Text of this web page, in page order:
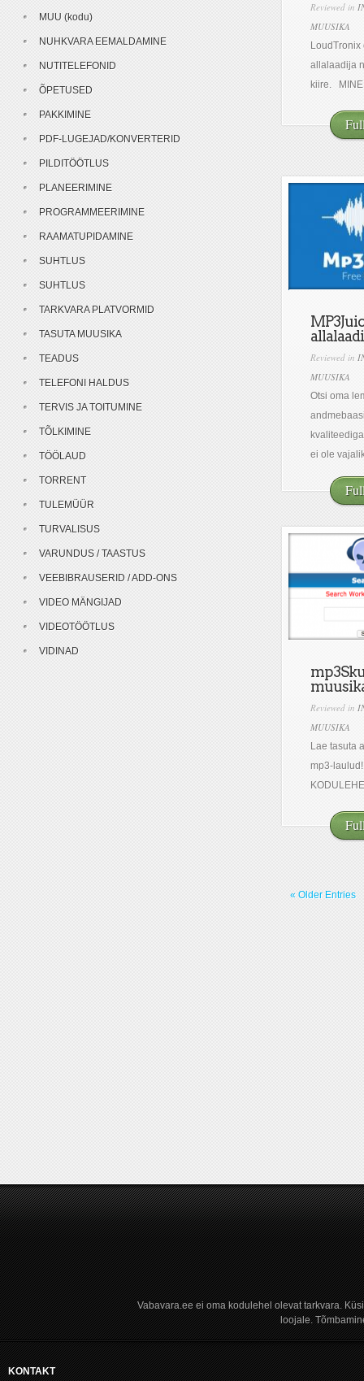
Reviewed in
MUUSIKA
LoudTronix
allalaadija
kiire. MINE
Reviewed in
MUUSIKA
Otsi oma
ei ole
Reviewed in
MUUSIKA
Lae tasuta
mp3-
« Older Entries
MUU (kodu)
NUHKVARA EEMALDAMINE
NUTITELEFONID
ÕPETUSED
PAKKIMINE
PDF-LUGEJAD/KONVERTERID
PILDITÖÖTLUS
PLANEERIMINE
PROGRAMMEERIMINE
RAAMATUPIDAMINE
SUHTLUS
SUHTLUS
TARKVARA PLATVORMID
TASUTA MUUSIKA
TEADUS
TELEFONI HALDUS
TERVIS JA TOITUMINE
TÕLKIMINE
TÖÖLAUD
TORRENT
TULEMÜÜR
TURVALISUS
VARUNDUS / TAASTUS
VEEBIBRAUSERID / ADD-ONS
VIDEO MÄNGIJAD
VIDEOTÖÖTLUS
VIDINAD
Vabavara.ee ei oma kodulehel olevat tarkvara.
loojale.
KONTAKT